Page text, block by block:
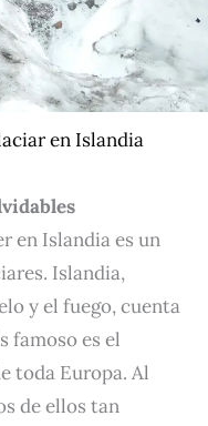
en Islandia
en Islandia es un
Islandia,
y el fuego, cuenta
famoso es el
toda Europa. Al
de ellos tan